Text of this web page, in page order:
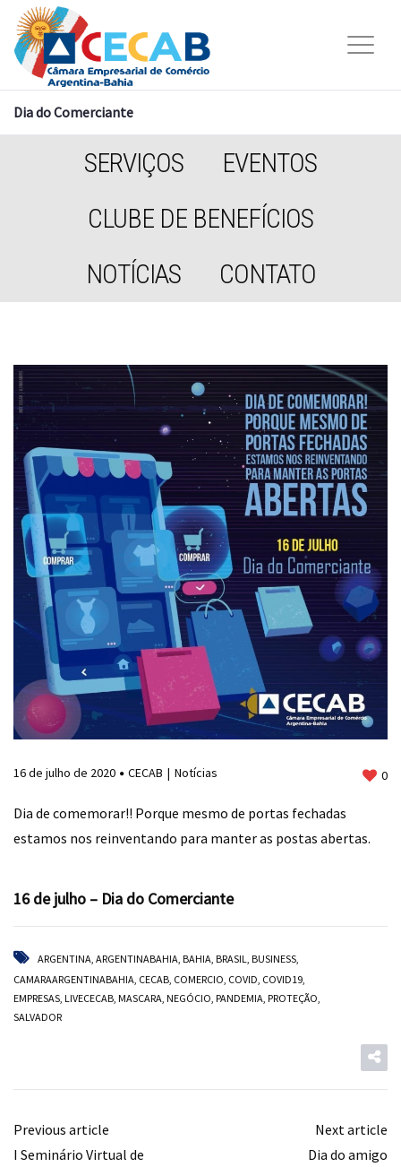
Dia do Comerciante
SERVIÇOS
EVENTOS
CLUBE DE BENEFÍCIOS
NOTÍCIAS
CONTATO
16 de julho de 2020 CECAB Notícias 0
Dia de comemorar!! Porque mesmo de portas fechadas
estamos nos reinventando para manter as postas abertas.
16 de julho – Dia do Comerciante
ARGENTINA, ARGENTINABAHIA, BAHIA, BRASIL, BUSINESS,
CAMARAARGENTINABAHIA, CECAB, COMERCIO, COVID, COVID19,
EMPRESAS, LIVECECAB, MASCARA, NEGÓCIO, PANDEMIA, PROTEÇÃO,
SALVADOR
Previous article
I Seminário Virtual de
Next article
Dia do amigo